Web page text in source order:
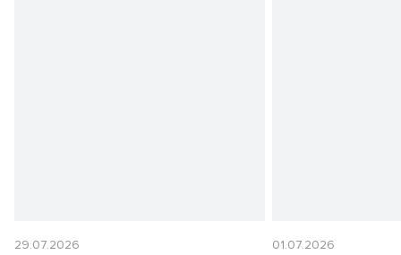
29.07.2026 01.07.2026